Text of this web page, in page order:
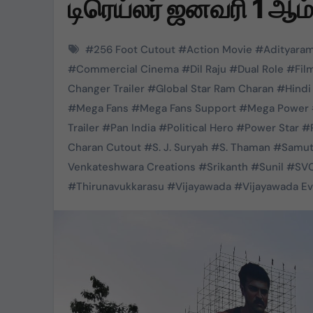
டிரெய்லர் ஜனவரி 1
#256 Foot Cutout #Action Movie #
#Commercial Cinema#Dil Raju #Dual Role #
Changer Trailer #Global Star Ram Charan #Hindi
#Mega Fans #Mega Fans Support #Mega Power
Trailer #Pan India#Political Hero #Power Star #
Charan Cutout #S. J. Suryah #S. Thaman #
Venkateshwara Creations #Srikanth #Sunil #
#Thirunavukkarasu #Vijayawada#Vijayawada